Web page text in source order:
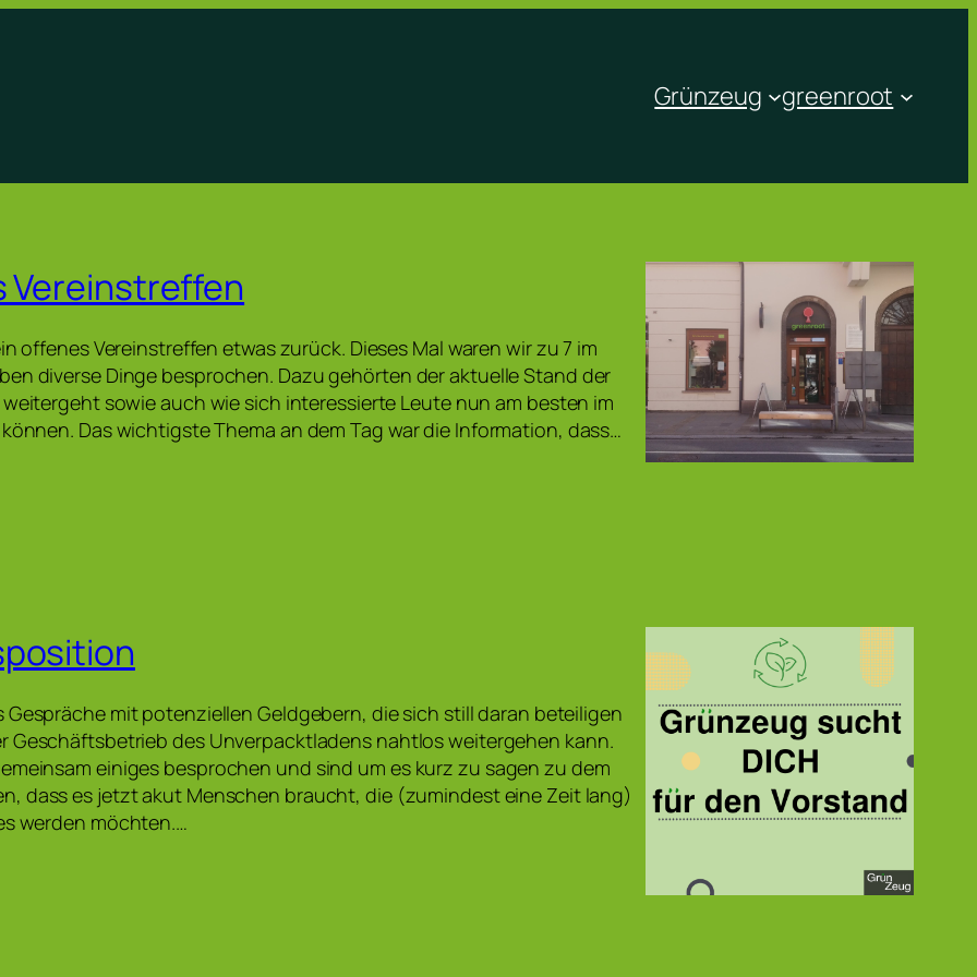
Grünzeug greenroot
Vereinstreffen
offenes Vereinstreffen etwas zurück. Dieses Mal waren wir zu 7 im
diverse Dinge besprochen. Dazu gehörten der aktuelle Stand der
sowie auch wie sich interessierte Leute nun am besten im
Das wichtigste Thema an dem Tag war die Information, dass…
Gespräche mit potenziellen Geldgebern, die sich still daran beteiligen
Geschäftsbetrieb des Unverpacktladens nahtlos weitergehen kann.
einiges besprochen und sind um es kurz zu sagen zu dem
dass es jetzt akut Menschen braucht, die (zumindest eine Zeit lang)
werden möchten.…